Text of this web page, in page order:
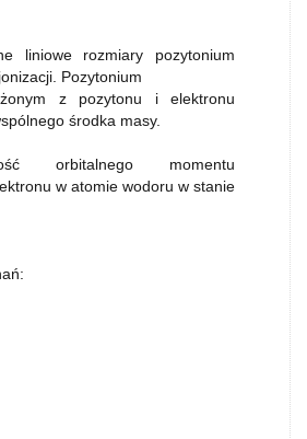
liniowe rozmiary pozytonium
Pozytonium
z pozytonu i elektronu
środka masy.
orbitalnego momentu
w atomie wodoru w stanie